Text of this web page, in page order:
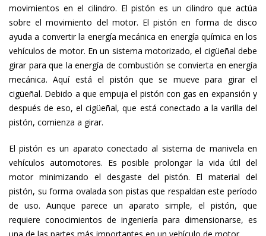
movimientos en el cilindro. El pistón es un cilindro que actúa
sobre el movimiento del motor. El pistón en forma de disco
ayuda a convertir la energía mecánica en energía química en los
vehículos de motor. En un sistema motorizado, el cigüeñal debe
girar para que la energía de combustión se convierta en energía
mecánica. Aquí está el pistón que se mueve para girar el
cigüeñal. Debido a que empuja el pistón con gas en expansión y
después de eso, el cigüeñal, que está conectado a la varilla del
pistón, comienza a girar.
El pistón es un aparato conectado al sistema de manivela en
vehículos automotores. Es posible prolongar la vida útil del
motor minimizando el desgaste del pistón. El material del
pistón, su forma ovalada son pistas que respaldan este período
de uso. Aunque parece un aparato simple, el pistón, que
requiere conocimientos de ingeniería para dimensionarse, es